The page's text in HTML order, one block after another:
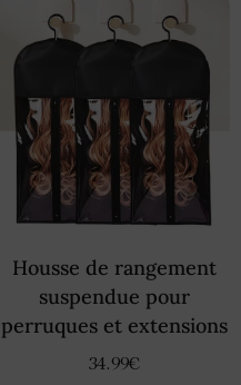
Housse de rangement
suspendue pour
perruques et extensions
34.99€